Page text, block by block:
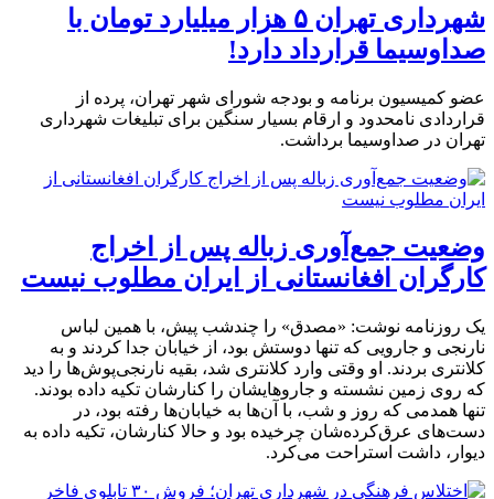
شهرداری تهران ۵ هزار میلیارد تومان با
صداوسیما قرارداد دارد!
عضو کمیسیون برنامه و بودجه شورای شهر تهران، پرده از
قراردادی نامحدود و ارقام بسیار سنگین برای تبلیغات شهرداری
تهران در صداوسیما برداشت.
وضعیت جمع‌‏آوری زباله پس از اخراج
کارگران افغانستانی از ایران مطلوب نیست
یک روزنامه نوشت: «مصدق» را چندشب پیش، با همین لباس
نارنجی و جارویی که تنها دوستش بود، از خیابان جدا کردند و به
کلانتری بردند. او وقتی وارد کلانتری شد، بقیه نارنجی‌پوش‌ها را دید
که روی زمین نشسته و جاروهایشان را کنارشان تکیه داده بودند.
تنها همدمی که روز و شب، با آن‌ها به خیابان‌ها رفته بود، در
دست‌های عرق‌کرده‌شان چرخیده بود و حالا کنارشان، تکیه داده به
دیوار، داشت استراحت می‌کرد.